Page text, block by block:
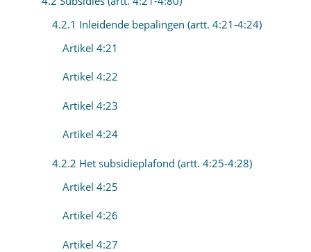
4.2.1 Inleidende bepalingen (artt. 4:21-4:24)
Artikel 4:21
Artikel 4:22
Artikel 4:23
Artikel 4:24
4.2.2 Het subsidieplafond (artt. 4:25-4:28)
Artikel 4:25
Artikel 4:26
Artikel 4:27